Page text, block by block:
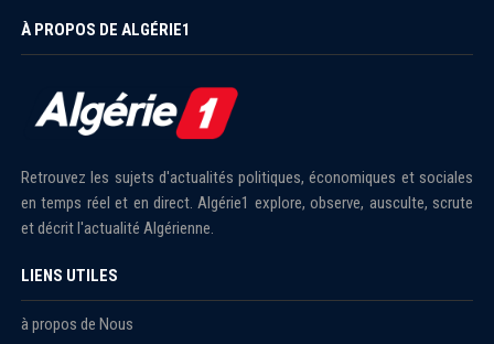
À PROPOS DE ALGÉRIE1
Retrouvez les sujets d'actualités politiques, économiques et sociales
en temps réel et en direct. Algérie1 explore, observe, ausculte, scrute
et décrit l'actualité Algérienne.
LIENS UTILES
à propos de Nous